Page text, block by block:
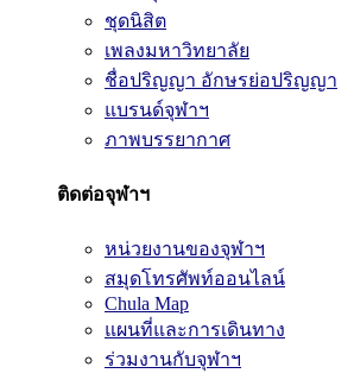
ชุดนิสิต
เพลงมหาวิทยาลัย
ชื่อปริญญา อักษรย่อปริญญา
แบรนด์จุฬาฯ
ภาพบรรยากาศ
ติดต่อจุฬาฯ
หน่วยงานของจุฬาฯ
สมุดโทรศัพท์ออนไลน์
Chula Map
แผนที่และการเดินทาง
ร่วมงานกับจุฬาฯ